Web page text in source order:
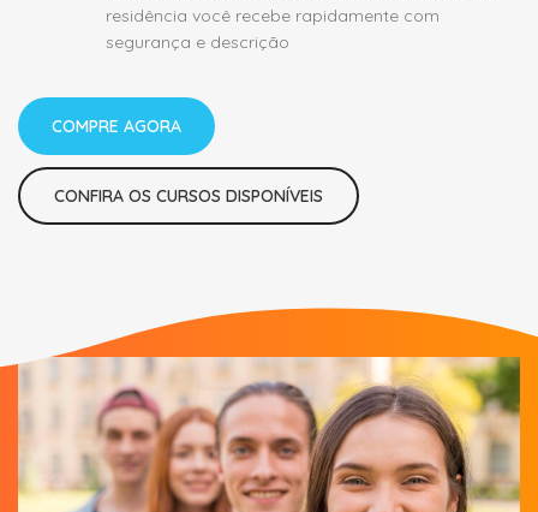
residência você recebe rapidamente com
segurança e descrição
COMPRE AGORA
CONFIRA OS CURSOS DISPONÍVEIS